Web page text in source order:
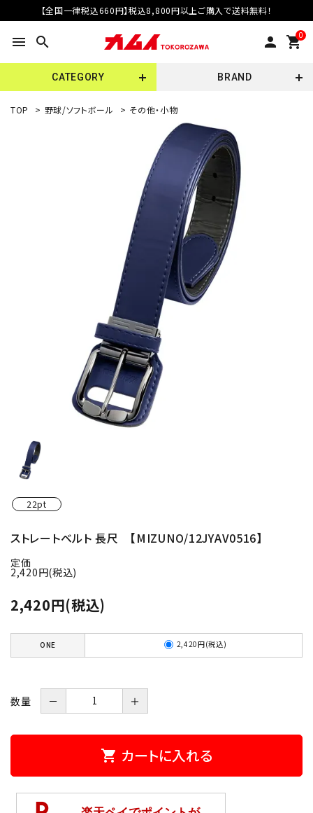
【全国一律税込660円】税込8,800円以上ご購入で送料無料！
menu search person 0
shopping_cart
CATEGORY BRAND
TOP > 野球/ソフトボール > その他・小物
22pt
ストレートベルト 長尺 【MIZUNO/12JYAV0516】
定価
2,420円(税込)
2,420円(税込)
ONE 2,420円(税込)
数量 － ＋
shopping_cart カートに入れる